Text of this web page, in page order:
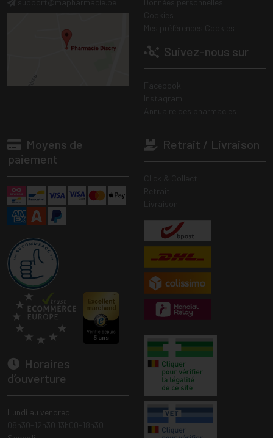
Suivez-nous sur
Moyens de
paiement
Horaires
d’ouverture
Lundi au vendredi
Retrait / Livraison